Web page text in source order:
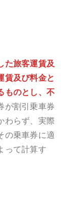
た旅客運賃及
賃及び料金と
ものとし、不
が割引乗車券
わらず、実際
の乗車券に適
って計算す